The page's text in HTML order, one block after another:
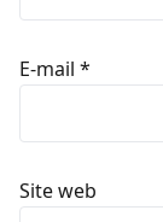
E-mail *
Site web